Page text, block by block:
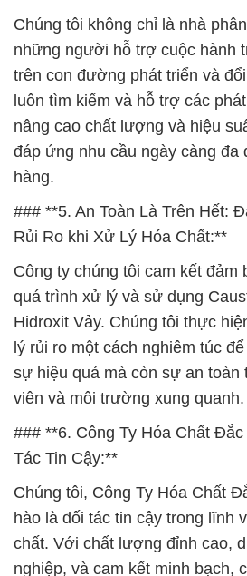
Chúng tôi không chỉ là nhà
những người hỗ trợ cuộc hành
trên con đường phát triển và
luôn tìm kiếm và hỗ trợ các
nâng cao chất lượng và hiệu
đáp ứng nhu cầu ngày càng đa
hàng.
### **5. An Toàn Là Trên Hết:
Rủi Ro khi Xử Lý Hóa Chất:**
Công ty chúng tôi cam kết đảm
quá trình xử lý và sử dụng
Hidroxit Vảy. Chúng tôi thực
lý rủi ro một cách nghiêm túc
sự hiệu quả mà còn sự an toàn
viên và môi trường xung quanh.
### **6. Công Ty Hóa Chất
Tác Tin Cậy:**
Chúng tôi, Công Ty Hóa Chất
hào là đối tác tin cậy trong lĩnh
chất. Với chất lượng đỉnh cao,
nghiệp, và cam kết minh bạch,